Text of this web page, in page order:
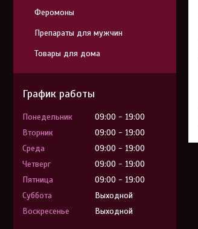
Феромоны
Препараты для мужчин
Товары для дома
График работы
Понедельник 09:00
19:00
Вторник
09:00
19:00
Среда
09:00
19:00
Четверг
09:00
19:00
Пятница
09:00
19:00
Суббота
Выходной
Воскресенье
Выходной